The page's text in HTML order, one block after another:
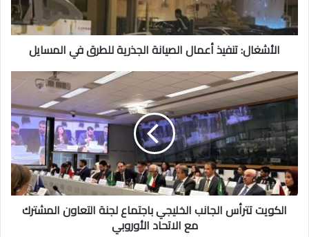
في
المسايل
الأشغال: تنفيذ أعمال الصيانة الجذرية للطرق في المسايل
الكويت
تترأس
الجانب
الخليجي
باجتماع
لجنة
التعاون
المشترك
مع
الاتحاد
الأوروبي
الكويت تترأس الجانب الخليجي باجتماع لجنة التعاون المشترك
مع الاتحاد الأوروبي